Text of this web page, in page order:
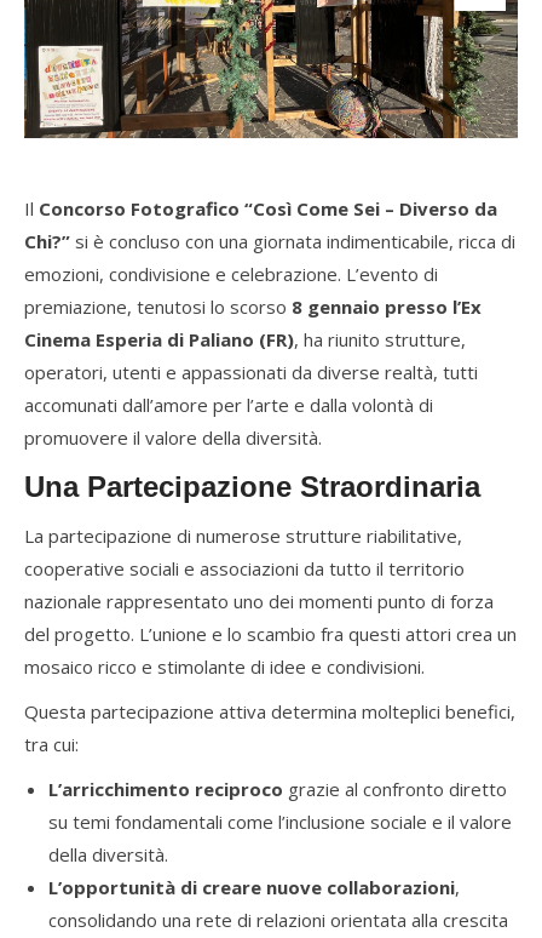
Il Concorso Fotografico “Così Come Sei – Diverso da
Chi?” si è concluso con una giornata indimenticabile, ricca di
emozioni, condivisione e celebrazione. L’evento di
premiazione, tenutosi lo scorso 8 gennaio presso l’Ex
Cinema Esperia di Paliano (FR), ha riunito strutture,
operatori, utenti e appassionati da diverse realtà, tutti
accomunati dall’amore per l’arte e dalla volontà di
promuovere il valore della diversità.
Una Partecipazione Straordinaria
La partecipazione di numerose strutture riabilitative,
cooperative sociali e associazioni da tutto il territorio
nazionale rappresentato uno dei momenti punto di forza
del progetto. L’unione e lo scambio fra questi attori crea un
mosaico ricco e stimolante di idee e condivisioni.
Questa partecipazione attiva determina molteplici benefici,
tra cui:
L’arricchimento reciproco grazie al confronto diretto
su temi fondamentali come l’inclusione sociale e il valore
della diversità.
L’opportunità di creare nuove collaborazioni,
consolidando una rete di relazioni orientata alla crescita